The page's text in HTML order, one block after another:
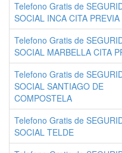
Telefono Gratis de
SOCIAL INCA CITA PREVIA
Telefono Gratis de
SOCIAL MARBELLA CITA
Telefono Gratis de
SOCIAL SANTIAGO DE
COMPOSTELA
Telefono Gratis de
SOCIAL TELDE